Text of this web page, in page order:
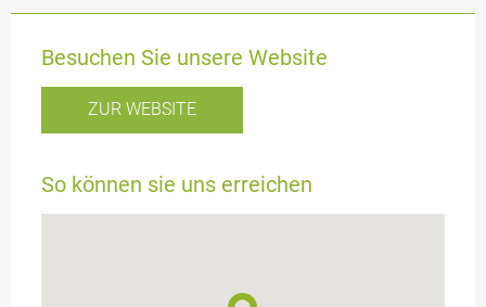
Besuchen Sie unsere Website
ZUR WEBSITE
So können sie uns erreichen